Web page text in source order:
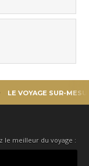
LE VOYAGE SUR-
le meilleur du voyage :